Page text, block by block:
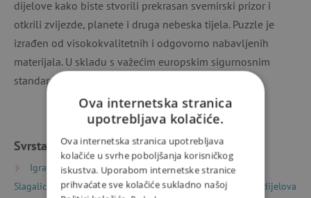
dijelove kako biste stvorili prekrasan svemirski prizor i
otkrili zvijezde, planete i druga nebeska tijela. Puzzle je
izrađen od visokokvalitetnih i odgovorno nabavljenih
materijala. U skladu s važećim europskim sigurnosnim
standardima. Promjer napravljene slike je 39,4 cm.
Svrstano u kategorije
Igračke prema vrsti
Puzzle, mozaici i slagalice
Slagalice (puzzle)
Dječje slagalice (puzzle) 50 – 1000 dijelova
Ova internetska stranica
upotrebljava kolačiće.
Ova internetska stranica upotrebljava
kolačiće u svrhe poboljšanja korisničkog
iskustva. Uporabom internetske stranice
prihvaćate sve kolačiće sukladno našoj